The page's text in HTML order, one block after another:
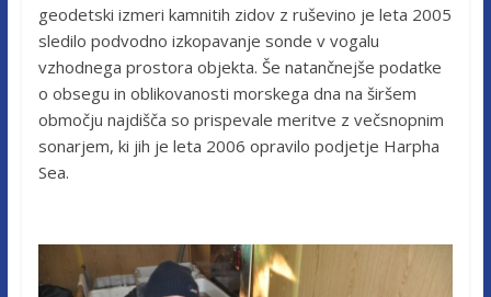
geodetski izmeri kamnitih zidov z ruševino je leta 2005
sledilo podvodno izkopavanje sonde v vogalu
vzhodnega prostora objekta. Še natančnejše podatke
o obsegu in oblikovanosti morskega dna na širšem
območju najdišča so prispevale meritve z večsnopnim
sonarjem, ki jih je leta 2006 opravilo podjetje Harpha
Sea.